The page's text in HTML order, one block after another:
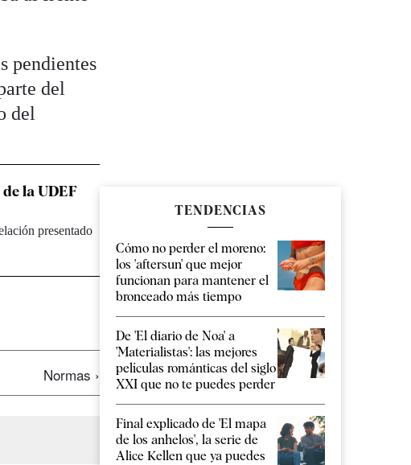
pendientes
del
del
la UDEF
presentado
Normas ›
TENDENCIAS
Cómo no perder el moreno:
los 'aftersun' que mejor
funcionan para mantener el
bronceado más tiempo
De 'El diario de Noa' a
'Materialistas': las mejores
películas románticas del siglo
XXI que no te puedes perder
Final explicado de 'El mapa
de los anhelos', la serie de
Alice Kellen que ya puedes